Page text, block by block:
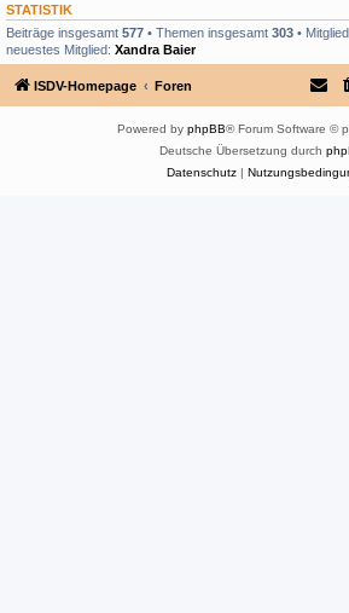
STATISTIK
Beiträge insgesamt 577 • Themen insgesamt 303 •
neuestes Mitglied: Xandra Baier
ISDV-Homepage Foren
Powered by phpBB® Forum Software ©
Deutsche Übersetzung durch
Datenschutz|